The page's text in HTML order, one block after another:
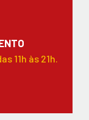
11h às 21h.